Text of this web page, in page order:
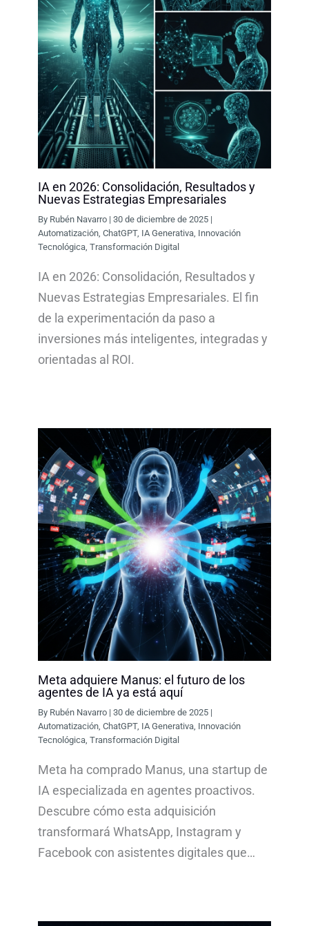
IA en 2026: Consolidación, Resultados y
Nuevas Estrategias Empresariales
By Rubén Navarro |30 de diciembre de 2025 |
Automatización ,ChatGPT, IA Generativa Innovación
Tecnológica ,Transformación Digital
IA en 2026: Consolidación, Resultados y
Nuevas Estrategias Empresariales. El fin
de la experimentación da paso a
inversiones más inteligentes, integradas y
orientadas al ROI.
Meta adquiere Manus: el futuro de los
agentes de IA ya está aquí
By Rubén Navarro |30 de diciembre de 2025 |
Automatización ,ChatGPT, IA Generativa Innovación
Tecnológica ,Transformación Digital
Meta ha comprado Manus, una startup de
IA especializada en agentes proactivos.
Descubre cómo esta adquisición
transformará WhatsApp, Instagram y
Facebook con asistentes digitales que…